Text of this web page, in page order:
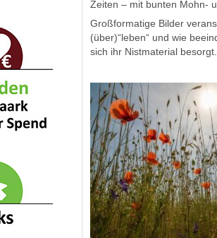
Zeiten – mit bunten Mohn-
Großformatige Bilder
(über)“leben“ und wie
sich ihr Nistmaterial